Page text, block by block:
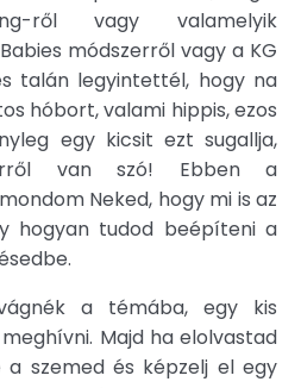
ről vagy valamelyik
módszerről vagy a KG
talán legyintettél, hogy na
hóbort, valami hippis, ezos
egy kicsit ezt sugallja,
van szó! Ebben a
Neked, hogy mi is az
hogyan tudod beépíteni a
a témába, egy kis
Majd ha elolvastad
szemed és képzelj el egy